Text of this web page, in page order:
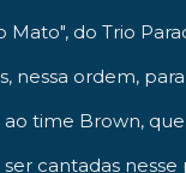
do Trio
ordem,
time Brown,
cantadas